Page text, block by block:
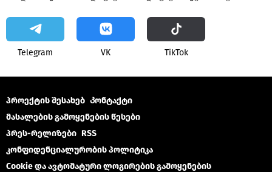
Telegram VK ТikТоk
პროექტის შესახებ Კონტაქტი
მასალების გამოყენების წესები
პრეს-რელიზები RSS
კონფიდენციალურობის პოლიტიკა
Cookie და ავტომატური ლოგირების გამოყენების